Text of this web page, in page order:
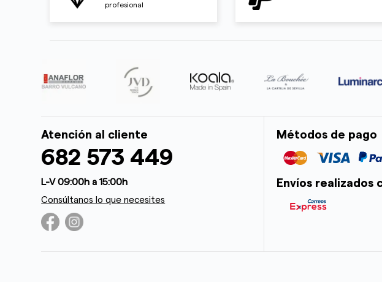
profesional
Atención al cliente
682 573 449
L-V 09:00h a 15:00h
Consúltanos lo que necesites
Métodos de pago
Envíos realizados